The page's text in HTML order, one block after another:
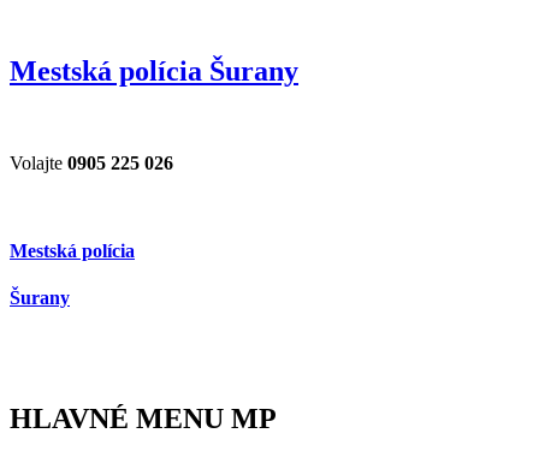
Mestská polícia Šurany
Volajte 0905 225 026
Mestská polícia
Šurany
HLAVNÉ MENU MP